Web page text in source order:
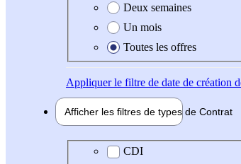
Deux semaines
Un mois
Toutes les offres
Appliquerle filtre de date de création
Afficher les filtres de types de Contrat
Type de contrat
CDI